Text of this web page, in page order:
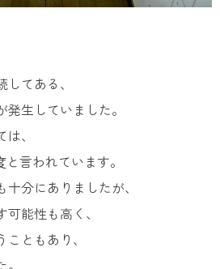
てある、
生していました。
、
言われています。
分にありましたが、
能性も高く、
ともあり、